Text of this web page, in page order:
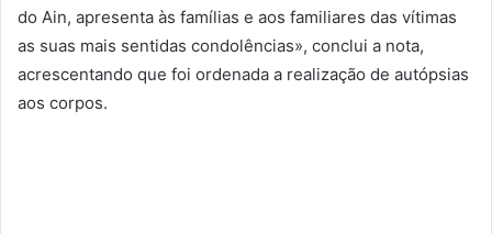
do Ain, apresenta às famílias e aos familiares das vítimas
as suas mais sentidas condolências», conclui a nota,
acrescentando que foi ordenada a realização de autópsias
aos corpos.